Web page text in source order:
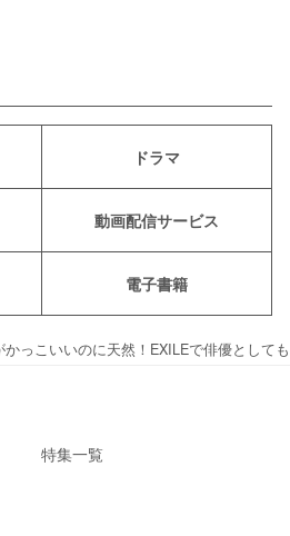
ドラマ
動画配信サービス
電子書籍
かっこいいのに天然！EXILEで俳優として
特集一覧